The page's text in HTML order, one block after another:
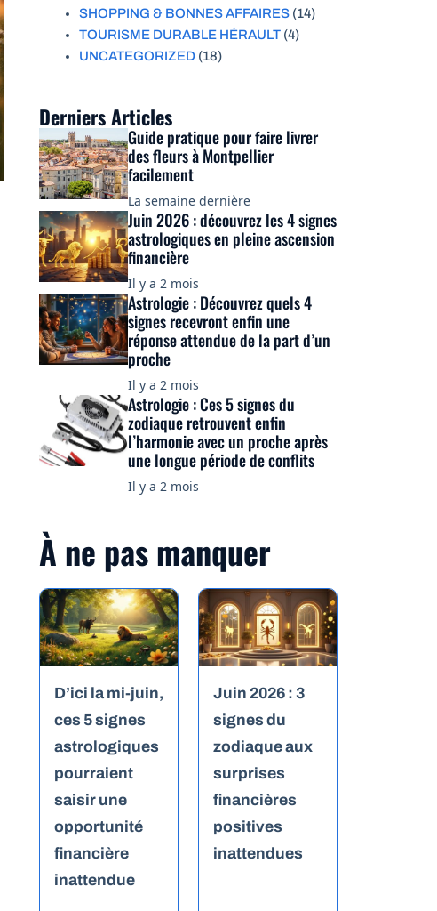
SHOPPING & BONNES AFFAIRES (14)
TOURISME DURABLE HÉRAULT (4)
UNCATEGORIZED (18)
Derniers Articles
Guide pratique pour faire livrer
des fleurs à Montpellier
facilement
La semaine dernière
Juin 2026 : découvrez les 4 signes
astrologiques en pleine ascension
financière
Il y a 2 mois
Astrologie : Découvrez quels 4
signes recevront enfin une
réponse attendue de la part d’un
proche
Il y a 2 mois
Astrologie : Ces 5 signes du
zodiaque retrouvent enfin
l’harmonie avec un proche après
une longue période de conflits
Il y a 2 mois
À ne pas manquer
D’ici la mi-juin,
ces 5 signes
astrologiques
pourraient
saisir une
opportunité
financière
inattendue
Juin 2026 : 3
signes du
zodiaque aux
surprises
financières
positives
inattendues